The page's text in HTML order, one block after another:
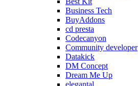
Business Tech
BuyAddons
cd presta
Codecanyon
Community developer
Datakick
DM Concept
Dream Me Up
elegantal